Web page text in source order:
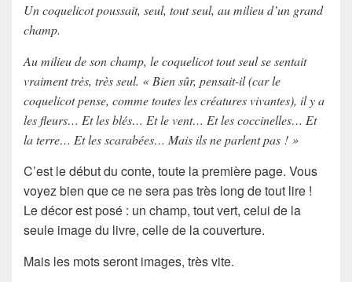
Un coquelicot poussait, seul, tout seul, au milieu d’un grand
champ.
Au milieu de son champ, le coquelicot tout seul se sentait
vraiment très, très seul. « Bien sûr, pensait-il (car le
coquelicot pense, comme toutes les créatures vivantes), il y a
les fleurs… Et les blés… Et le vent… Et les coccinelles… Et
la terre… Et les scarabées… Mais ils ne parlent pas ! »
C’est le début du conte, toute la première page. Vous
voyez bien que ce ne sera pas très long de tout lire !
Le décor est posé : un champ, tout vert, celui de la
seule image du livre, celle de la couverture.
Mais les mots seront images, très vite.